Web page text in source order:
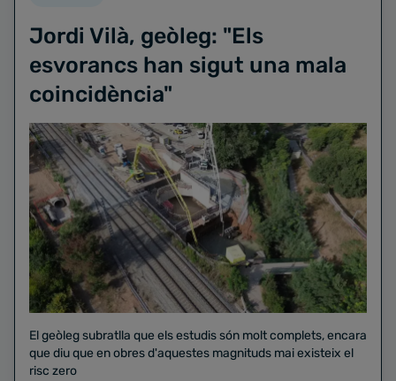
Jordi Vilà, geòleg: "Els
esvorancs han sigut una mala
coincidència"
El geòleg subratlla que els estudis són molt complets, encara
que diu que en obres d'aquestes magnituds mai existeix el
risc zero